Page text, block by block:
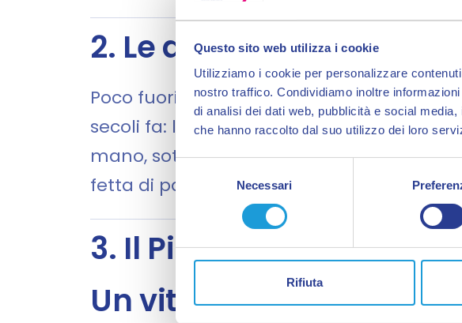
Questo sito web utilizza i cookie
Utilizziamo i cookie per personalizzare
nostro traffico. Condividiamo inoltre
di analisi dei dati web, pubblicità e social
che hanno raccolto dal suo utilizzo dei loro
Selezione
del
Necessari
Rifiuta
2. Le acciughe di Noli,
Poco fuori Savona, il borgo di Noli
secoli fa: le acciughe, pescate con il
mano, sotto sale o in salsa. Il loro
fetta di pane, o come condimento per la
3. Il Pigato, il vino
Un vitigno autoctono